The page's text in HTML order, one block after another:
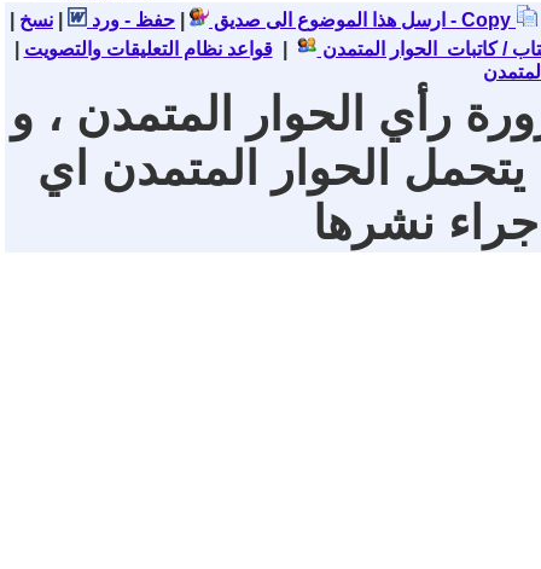
ارسل هذا الموضوع الى صديق حفظ - ورد نسخ - Copy
/ كاتبات الحوار المتمدن |قواعد نظام التعليقات والتصويت
رأي الحوار المتمدن ، و
يتحمل الحوار المتمدن اي
جراء نشرها